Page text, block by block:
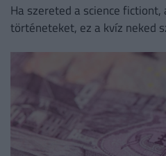
Ha szereted a science
történeteket, ez a kvíz neked